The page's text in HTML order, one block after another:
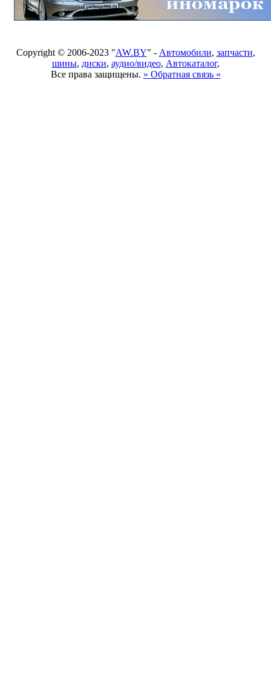
Copyright © 2006-2023 "AW.BY" - Автомобили, запчасти,
шины, диски, аудио/видео, Автокаталог,
Все права защищены. » Обратная связь «